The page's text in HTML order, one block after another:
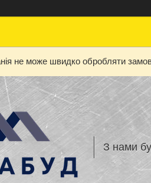
не може швидко обробляти
З нами